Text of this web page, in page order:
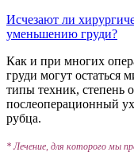
Исчезают ли
уменьшению груди?
Как и при многих
груди могут
типы техник, степень
послеоперационный
рубца.
* Лечение, для которого мы